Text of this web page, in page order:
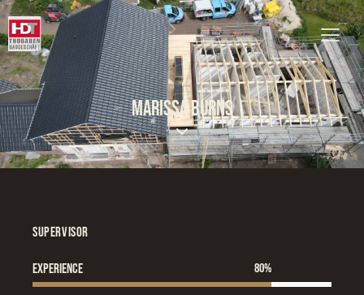
MARISSA BURNS
SUPERVISOR
Experience 80%